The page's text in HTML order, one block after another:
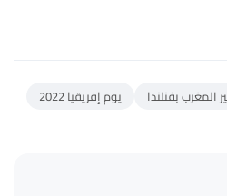
المغرب بفنلندا يوم إفريقيا 2022